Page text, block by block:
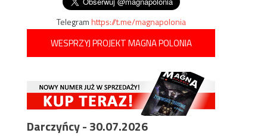
Telegramhttps://t.me/magnapolonia
WESPRZYJ PROJEKT MAGNA POLONIA
Darczyńcy - 30.07.2026